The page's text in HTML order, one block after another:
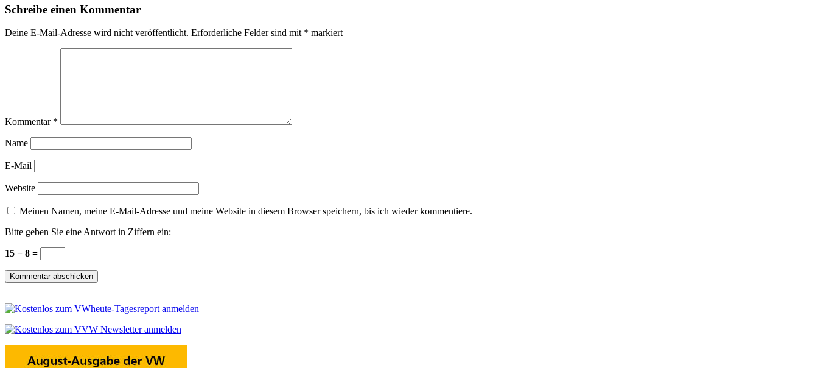
Schreibe einen Kommentar
Deine E-Mail-Adresse wird nicht veröffentlicht. Erforderliche Felder sind mit * markiert
Kommentar *
Name
E-Mail
Website
Meinen Namen, meine E-Mail-Adresse und meine Website in diesem Browser speichern, bis ich wieder kommentiere.
Bitte geben Sie eine Antwort in Ziffern ein:
15 − 8 =